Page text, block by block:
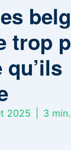
trop
2025 3 min.